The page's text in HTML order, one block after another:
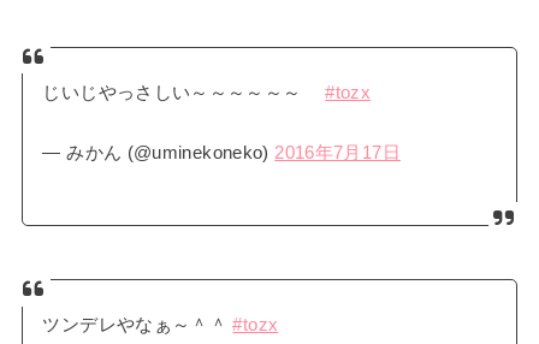
じいじやっさしい～～～～～～#tozx
— みかん (@uminekoneko) 2016年7月17日
ツンデレやなぁ～＾＾#tozx